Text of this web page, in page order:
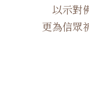
以示對
更為信眾